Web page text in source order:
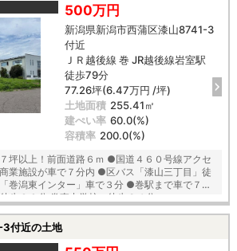
500万円
新潟県新潟市西蒲区漆山8741-3
付近
ＪＲ越後線 巻 JR越後線岩室駅
徒歩79分
77.26坪(6.47万円 /坪)
土地面積 255.41㎡
建ぺい率 60.0(%)
容積率 200.0(%)
坪以上！前面道路６ｍ ●国道４６０号線アクセ
業施設が車で７分内 ●区バス「漆山三丁目」徒
巻潟東インター」車で３分 ●巻駅まで車で７分
歩２０分 巻東中学校 徒歩３４分
付近の土地